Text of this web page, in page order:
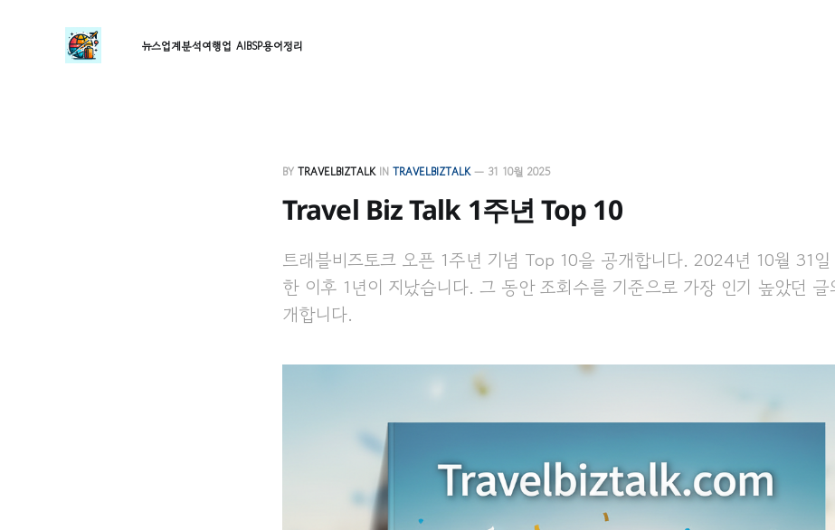
뉴스업계분석여행업 AIBSP용어정리
BY TRAVELBIZTALKIN TRAVELBIZTALK— 31 10월 2025
Travel Biz Talk 1주년 Top 10
트래블비즈토크 오픈 1주년 기념 Top 10을 공개합니다. 2024년 10월 31
한 이후 1년이 지났습니다. 그 동안 조회수를 기준으로 가장 인기 높았던
개합니다.